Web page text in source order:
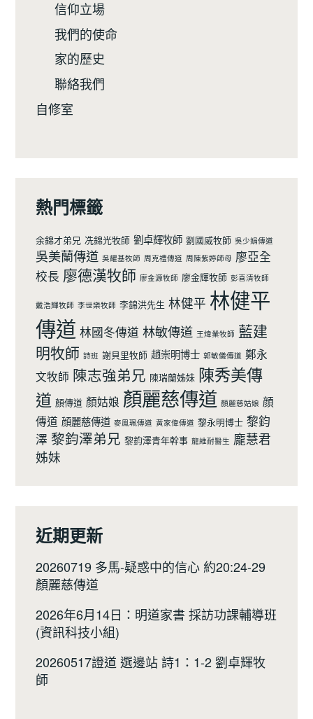
信仰立場
我們的使命
家的歷史
聯絡我們
自修室
熱門標籤
余錦才弟兄 冼錦光牧師 劉卓輝牧師 劉國威牧師 吳少娟傳道
吳美蘭傳道 吳耀基牧師 周克禮傳道 周陳紫婷師母 廖亞全
校長 廖德漢牧師 廖金源牧師 廖金輝牧師 彭喜清牧師
戴浩輝牧師 李世樂牧師 李錦洪先生 林健平 林健平
傳道 林國冬傳道 林敏傳道 王煒業牧師 藍建
明牧師 詩班 謝貝里牧師 趙崇明博士 郭敏儀傳道 鄭永
文牧師 陳志強弟兄 陳瑞蘭姊妹 陳秀美傳
道 顏傳道 顏姑娘 顏麗慈傳道 顏麗慈姑娘 顔
傳道 顔麗慈傳道 麥鳯珮傳道 黃家偉傳道 黎永明博士 黎鈞
澤 黎鈞澤弟兄 黎鈞澤青年幹事 龍維耐醫生 龐慧君
姊妹
近期更新
20260719 多馬-疑惑中的信心 約20:24-29
顏麗慈傳道
2026年6月14日：明道家書 採訪功課輔導班
(資訊科技小組)
20260517證道 選邊站 詩1：1-2 劉卓輝牧
師